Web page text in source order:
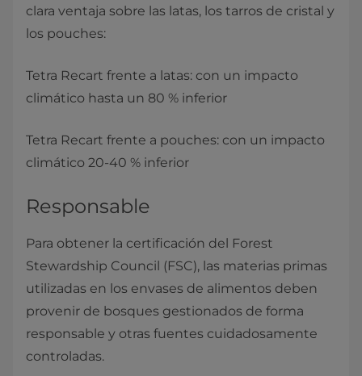
clara ventaja sobre las latas, los tarros de cristal y
los pouches:
Tetra Recart frente a latas: con un impacto
climático hasta un 80 % inferior
Tetra Recart frente a pouches: con un impacto
climático 20-40 % inferior
Responsable
Para obtener la certificación del Forest
Stewardship Council (FSC), las materias primas
utilizadas en los envases de alimentos deben
provenir de bosques gestionados de forma
responsable y otras fuentes cuidadosamente
controladas.